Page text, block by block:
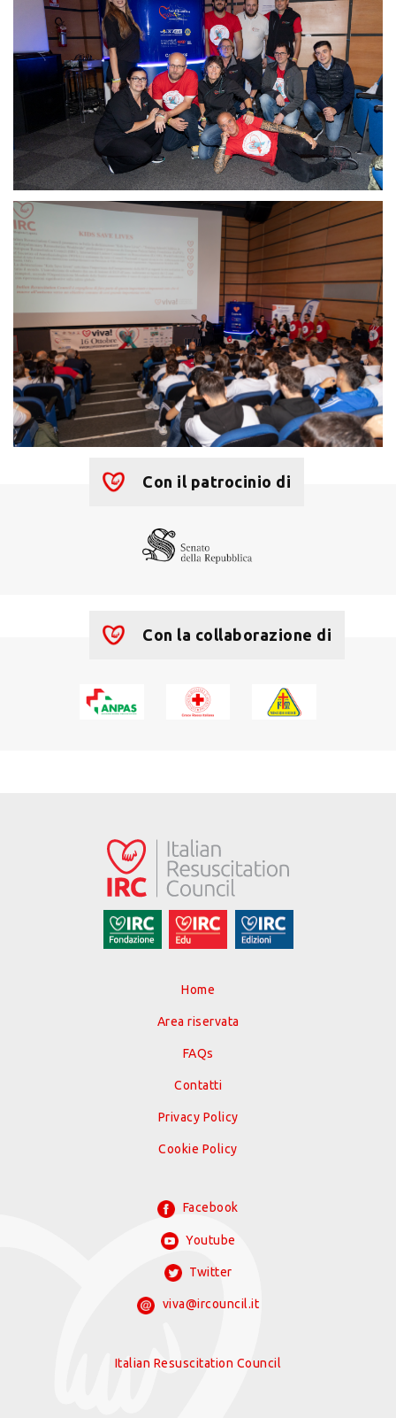
Con il patrocinio di
Con la collaborazione di
Home
Area riservata
FAQs
Contatti
Privacy Policy
Cookie Policy
Facebook
Youtube
Twitter
viva@ircouncil.it
Italian Resuscitation Council